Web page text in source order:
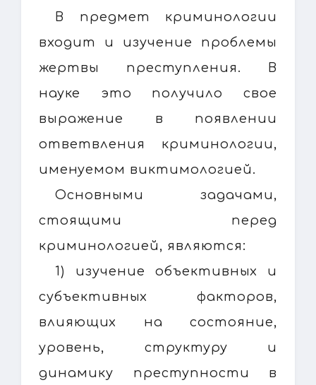
В предмет криминологии
входит и изучение проблемы
жертвы преступления. В
науке это получило свое
выражение в появлении
ответвления криминологии,
именуемом виктимологией.
Основными задачами,
стоящими перед
криминологией, являются:
1) изучение объективных и
субъективных факторов,
влияющих на состояние,
уровень, структуру и
динамику преступности в